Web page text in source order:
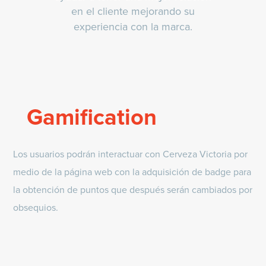
en el cliente mejorando su
experiencia con la marca.
Gamification
Los usuarios podrán interactuar con Cerveza Victoria por
medio de la página web con la adquisición de badge para
la obtención de puntos que después serán cambiados por
obsequios.